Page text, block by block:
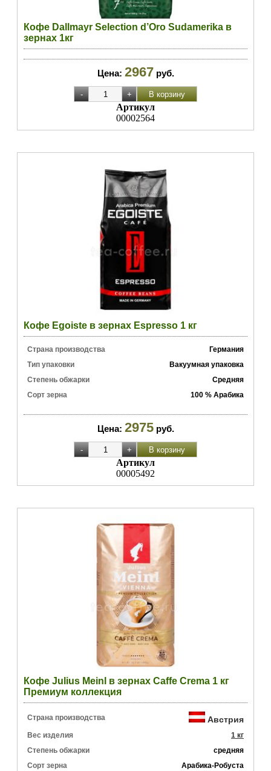
Кофе Dallmayr Selection d’Oro Sudamerika в
зернах 1кг
Цена: 2967 руб.
Артикул
00002564
Кофе Egoiste в зернах Espresso 1 кг
Страна производства
Германия
Тип упаковки
Вакуумная упаковка
Степень обжарки
Средняя
Сорт зерна
100 % Арабика
Цена: 2975 руб.
Артикул
00005492
Кофе Julius Meinl в зернах Caffe Crema 1 кг
Премиум коллекция
Страна производства Австрия
Вес изделия
1 кг
Степень обжарки
средняя
Сорт зерна
Арабика-Робуста